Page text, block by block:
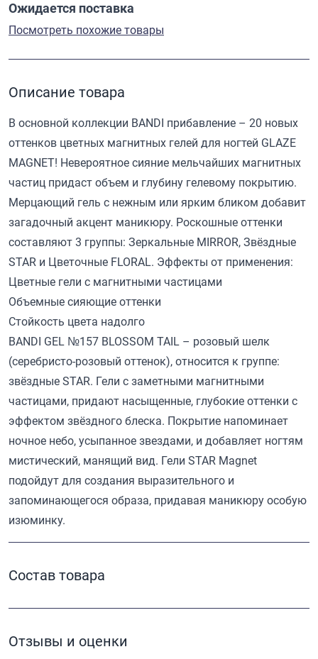
Ожидается поставка
Посмотреть похожие товары
Описание товара
В основной коллекции BANDI прибавление – 20 новых
оттенков цветных магнитных гелей для ногтей GLAZE
MAGNET! Невероятное сияние мельчайших магнитных
частиц придаст объем и глубину гелевому покрытию.
Мерцающий гель с нежным или ярким бликом добавит
загадочный акцент маникюру. Роскошные оттенки
составляют 3 группы: Зеркальные MIRROR, Звёздные
STAR и Цветочные FLORAL. Эффекты от применения:
Цветные гели с магнитными частицами
Объемные сияющие оттенки
Стойкость цвета надолго
BANDI GEL №157 BLOSSOM TAIL – розовый шелк
(серебристо-розовый оттенок), относится к группе:
звёздные STAR. Гели с заметными магнитными
частицами, придают насыщенные, глубокие оттенки с
эффектом звёздного блеска. Покрытие напоминает
ночное небо, усыпанное звездами, и добавляет ногтям
мистический, манящий вид. Гели STAR Magnet
подойдут для создания выразительного и
запоминающегося образа, придавая маникюру особую
изюминку.
Состав товара
Отзывы и оценки